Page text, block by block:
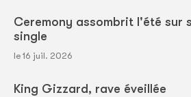
Ceremony assombrit l'été sur
single
le 16 juil. 2026
King Gizzard, rave éveillée